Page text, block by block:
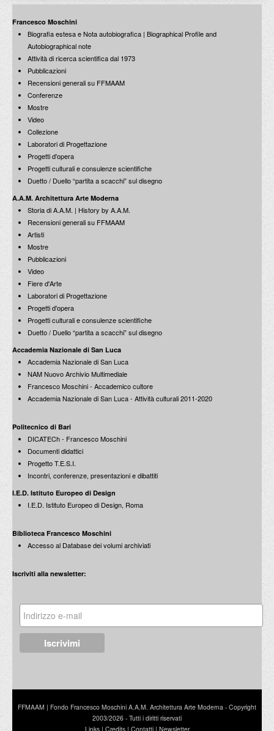
RECENSIONI GENERALI
MOSTRE
ARTISTI
DUETTI / DUELLI
LABORATORI DI PROGETTAZIONE
PROGETTI D'OPERA
PROGETTI CULTURALI
PROGETTO T.E.S.I.
Francesco Moschini
Biografia estesa e Nota autobiografica | Biographical Profile and
Autobiographical note
Attività di ricerca scientifica dal 1973
Pubblicazioni
Recensioni generali su FFMAAM
Conferenze
Mostre
Video
Collezione
Laboratori di Progettazione
Progetti d'opera
Progetti culturali e consulenze scientifiche
Duetto / Duello “partita a scacchi” sul disegno
A.A.M. Architettura Arte Moderna
Storia di A.A.M. | History by A.A.M.
Recensioni generali su FFMAAM
Artisti
Mostre
Pubblicazioni
Video
Fiere d'Arte
Laboratori di Progettazione
Progetti d'opera
Progetti culturali e consulenze scientifiche
Duetto / Duello “partita a scacchi” sul disegno
Accademia Nazionale di San Luca
Accademia Nazionale di San Luca
NAM Nuovo Archivio Multimediale
Francesco Moschini - Accademico cultore
Accademia Nazionale di San Luca - Attività culturali 2011-2020
Politecnico di Bari
DICATECh - Francesco Moschini
Documenti didattici
Progetto T.E.S.I.
Incontri, conferenze, presentazioni e dibattiti
I.E.D. Istituto Europeo di Design
I.E.D. Istituto Europeo di Design, Roma
Biblioteca Francesco Moschini
Accesso al Database dei volumi archiviati
Iscriviti alla newsletter:
FFMAAM | Fondo Francesco Moschini A.A.M. Architettura Arte Moderna - Copyright
2003/2026 - Tutti i diritti riservati
Links | Credits | Contatti | Newsletter